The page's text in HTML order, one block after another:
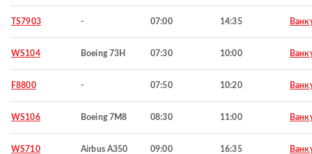
TS7903 - 07:00 14:35
WS104 Boeing 73H 07:30 10:00
F8800 - 07:50 10:20
WS106 Boeing 7M8 08:30 11:00
WS710 Airbus A350 09:00 16:35